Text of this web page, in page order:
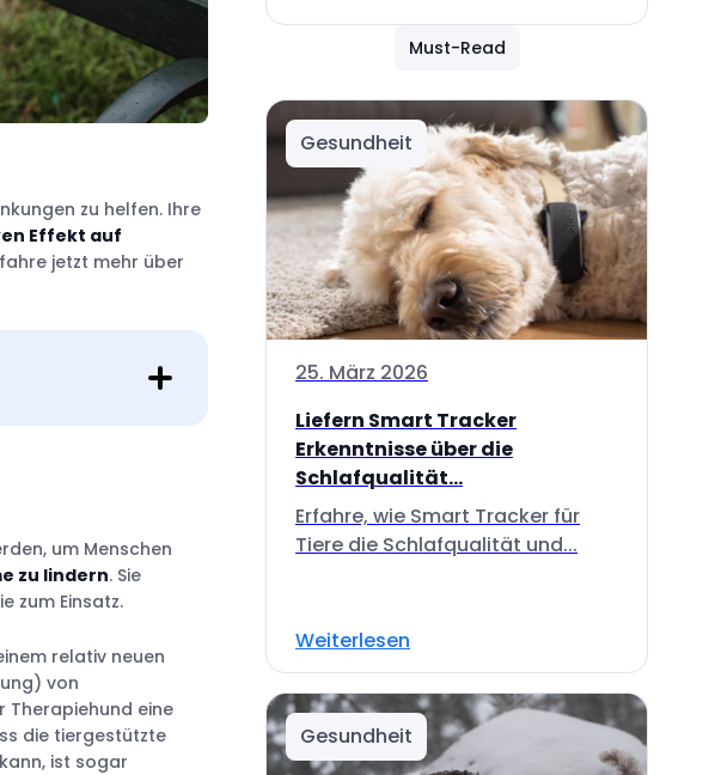
zu helfen. Ihre
Effekt auf
jetzt mehr über
um Menschen
zu lindern. Sie
zum Einsatz.
relativ neuen
von
Therapiehund eine
die tiergestützte
ist sogar
Must-Read
Gesundheit
25. März 2026
Liefern Smart Tracker
Erkenntnisse über die
Schlafqualität...
Erfahre, wie Smart Tracker für
Tiere die Schlafqualität und...
Weiterlesen
Gesundheit